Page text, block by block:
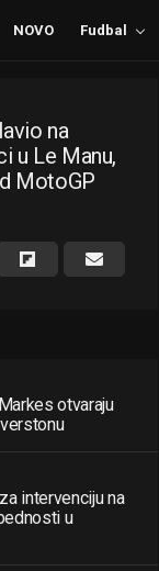
NOVO Fudbal
na
u Le Manu,
MotoGP
otvaraju
intervenciju na
u